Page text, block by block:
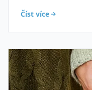
Číst více